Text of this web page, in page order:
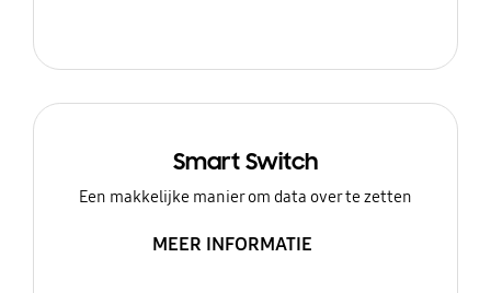
Smart Switch
Een makkelijke manier om data over te zetten
MEER INFORMATIE